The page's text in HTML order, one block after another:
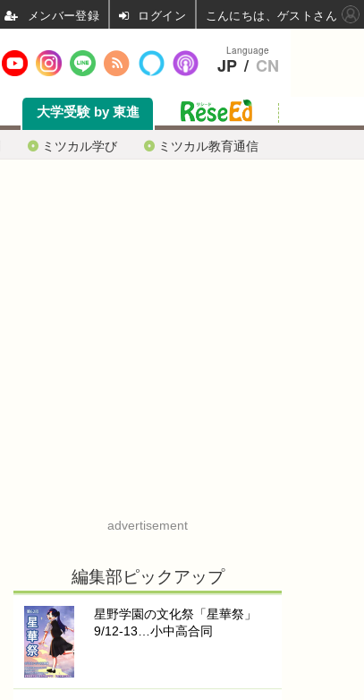
ミツカル学び ミツカル教育通信
大学受験 by 東進
advertisement
編集部ピックアップ
星野学園の文化祭「星華祭」
9/12-13…小中高合同
Language
JP / CN
ログイン こんにちは、ゲストさん